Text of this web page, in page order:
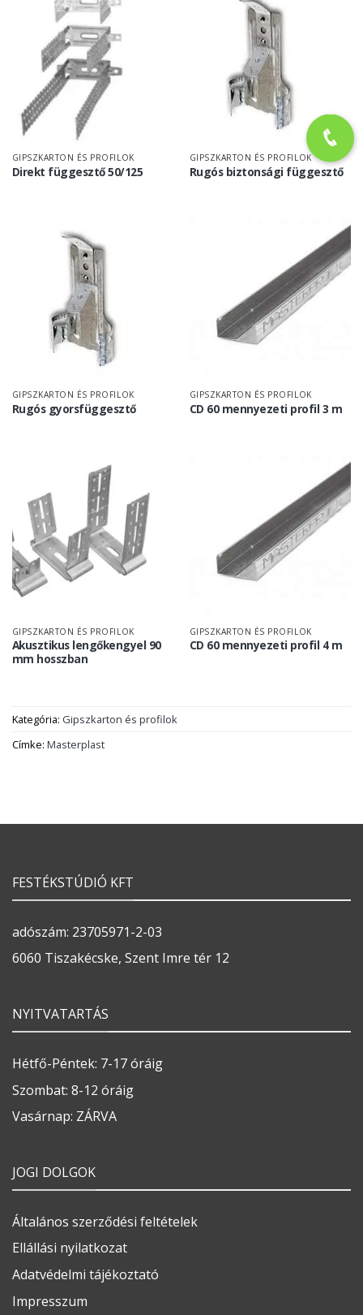
GIPSZKARTON ÉS PROFILOK
Direkt függesztő 50/125
GIPSZKARTON ÉS PROFILOK
Rugós biztonsági függesztő
GIPSZKARTON ÉS PROFILOK
Rugós gyorsfüggesztő
GIPSZKARTON ÉS PROFILOK
CD 60 mennyezeti profil 3 m
GIPSZKARTON ÉS PROFILOK
Akusztikus lengőkengyel 90
mm hosszban
GIPSZKARTON ÉS PROFILOK
CD 60 mennyezeti profil 4 m
Kategória: Gipszkarton és profilok
Címke: Masterplast
FESTÉKSTÚDIÓ KFT
adószám: 23705971-2-03
6060 Tiszakécske, Szent Imre tér 12
NYITVATARTÁS
Hétfő-Péntek: 7-17 óráig
Szombat: 8-12 óráig
Vasárnap: ZÁRVA
JOGI DOLGOK
Általános szerződési feltételek
Ellállási nyilatkozat
Adatvédelmi tájékoztató
Impresszum